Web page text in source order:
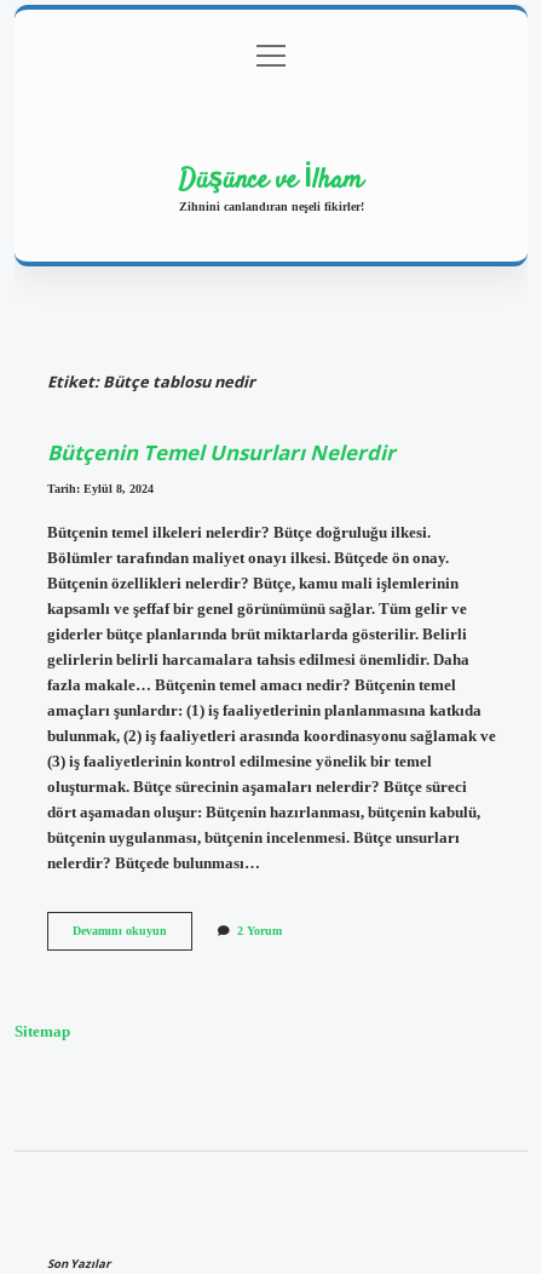
Gizlilik Politikası
menüyü
aç
Düşünce ve İlham
Zihnini canlandıran neşeli fikirler!
Etiket:Bütçe tablosu nedir
Bütçenin Temel Unsurları Nelerdir
Tarih: Eylül 8, 2024
Bütçenin temel ilkeleri nelerdir? Bütçe doğruluğu ilkesi.
Bölümler tarafından maliyet onayı ilkesi. Bütçede ön onay.
Bütçenin özellikleri nelerdir? Bütçe, kamu mali işlemlerinin
kapsamlı ve şeffaf bir genel görünümünü sağlar. Tüm gelir ve
giderler bütçe planlarında brüt miktarlarda gösterilir. Belirli
gelirlerin belirli harcamalara tahsis edilmesi önemlidir. Daha
fazla makale… Bütçenin temel amacı nedir? Bütçenin temel
amaçları şunlardır: (1) iş faaliyetlerinin planlanmasına katkıda
bulunmak, (2) iş faaliyetleri arasında koordinasyonu sağlamak ve
(3) iş faaliyetlerinin kontrol edilmesine yönelik bir temel
oluşturmak. Bütçe sürecinin aşamaları nelerdir? Bütçe süreci
dört aşamadan oluşur: Bütçenin hazırlanması, bütçenin kabulü,
bütçenin uygulanması, bütçenin incelenmesi. Bütçe unsurları
nelerdir? Bütçede bulunması…
Devamını okuyunBütçenin
2 Yorum
Sitemap
Son Yazılar